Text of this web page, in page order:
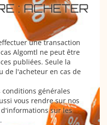
: ACHETER
une transaction
Algomtl ne peut être
publiées. Seule la
de l'acheteur en cas de
générales
vous rendre sur nos
sur les
.